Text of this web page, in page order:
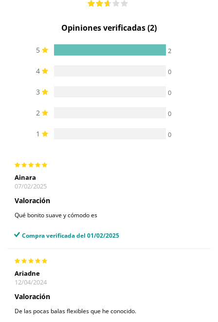
100%
Opiniones verificadas (2)
5 2
4 0
3 0
2 0
1 0
Ainara
07/02/2025
Valoración
Qué bonito suave y cómodo es
Compra verificada del 01/02/2025
Ariadne
12/04/2024
Valoración
De las pocas balas flexibles que he conocido.